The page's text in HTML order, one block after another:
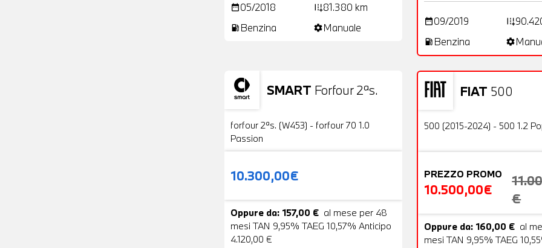
date_range05/2018 add_road81.380 km
local_gas_station Benzina settingsManuale date_range09/2019 add_road
local_gas_station Benzina settings
SMART Forfour 2ªs.
Usato 19 Foto
forfour 2ªs. (W453) - forfour 70 1.0
Passion
10.300,00€
Oppure da: 157,00 € al mese per 48
mesi TAN 9,95% TAEG 10,57% Anticipo
4.120,00 €
FIAT 500
OFFERTA
Usato
500 (2015-2024) - 500 1.2
PREZZO PROMO
10.500,00€
€
Oppure da: 160,00 € al
mesi TAN 9,95% TAEG